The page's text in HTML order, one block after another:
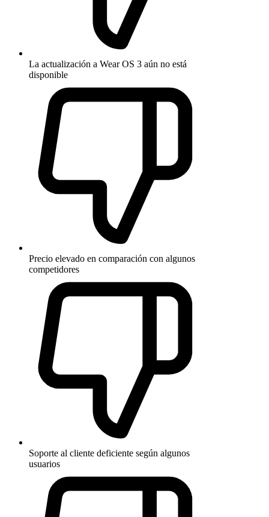
La actualización a Wear OS 3 aún no está
disponible
Precio elevado en comparación con algunos
competidores
Soporte al cliente deficiente según algunos
usuarios